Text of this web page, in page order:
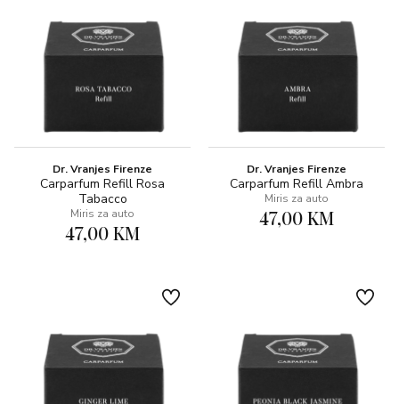
Dr. Vranjes Firenze
Carparfum Refill Rosa
Tabacco
Miris za auto
47,00 KM
Dr. Vranjes Firenze
Carparfum Refill Ambra
Miris za auto
47,00 KM